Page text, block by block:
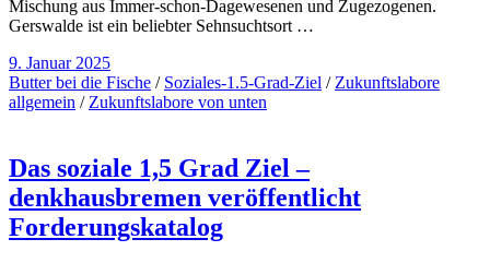
Mischung aus Immer-schon-Dagewesenen und Zugezogenen.
Gerswalde ist ein beliebter Sehnsuchtsort …
9. Januar 2025
Butter bei die Fische / Soziales-1.5-Grad-Ziel / Zukunftslabore
allgemein / Zukunftslabore von unten
Das soziale 1,5 Grad Ziel –
denkhausbremen veröffentlicht
Forderungskatalog